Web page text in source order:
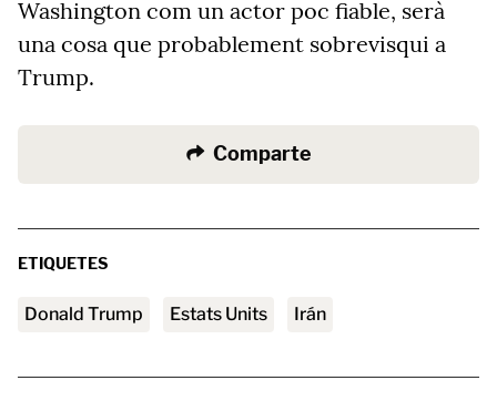
Washington com un actor poc fiable, serà
una cosa que probablement sobrevisqui a
Trump.
Comparte
ETIQUETES
Donald Trump Estats Units Irán